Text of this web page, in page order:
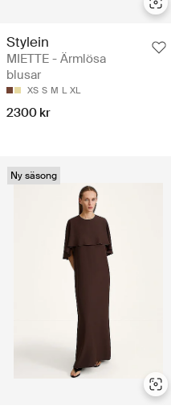
Stylein
MIETTE - Ärmlösa
blusar
XS S M L XL
2300 kr
Ny säsong